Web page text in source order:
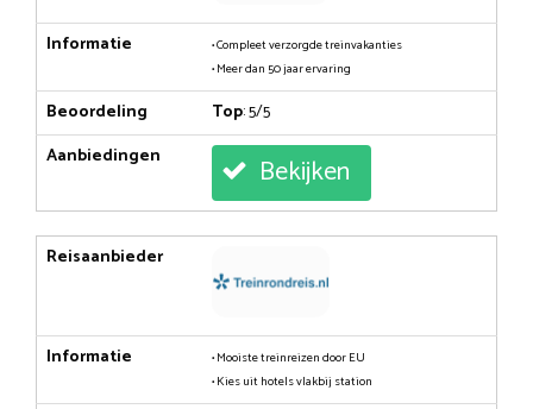
Informatie
• Compleet verzorgde treinvakanties
• Meer dan 50 jaar ervaring
Beoordeling Top: 5/5
Aanbiedingen
Bekijken
Reisaanbieder
Informatie
• Mooiste treinreizen door EU
• Kies uit hotels vlakbij station